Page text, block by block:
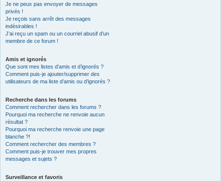
Je ne peux pas envoyer de messages
privés !
Je reçois sans arrêt des messages
indésirables !
J’ai reçu un spam ou un courriel abusif d’un
membre de ce forum !
Amis et ignorés
Que sont mes listes d’amis et d’ignorés ?
Comment puis-je ajouter/supprimer des
utilisateurs de ma liste d’amis ou d’ignorés ?
Recherche dans les forums
Comment rechercher dans les forums ?
Pourquoi ma recherche ne renvoie aucun
résultat ?
Pourquoi ma recherche renvoie une page
blanche ?!
Comment rechercher des membres ?
Comment puis-je trouver mes propres
messages et sujets ?
Surveillance et favoris